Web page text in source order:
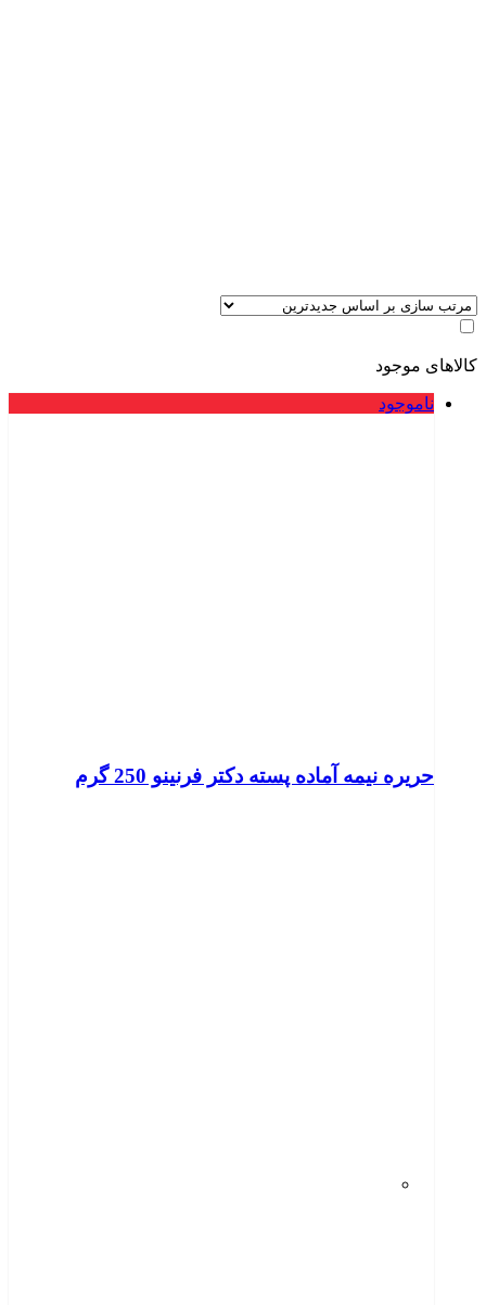
کالاهای موجود
ناموجود
حریره نیمه آماده پسته دکتر فرنینو 250 گرم